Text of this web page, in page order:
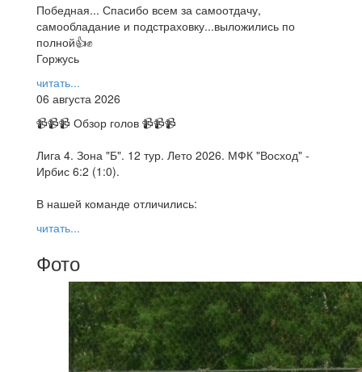
Победная... Спасибо всем за самоотдачу,
самообладание и подстраховку...выложились по
полной👍✊
Горжусь
читать...
06 августа 2026
📹📹📹 Обзор голов 📹📹📹
Лига 4. Зона "Б". 12 тур. Лето 2026. МФК "Восход" -
Ирбис 6:2 (1:0).
В нашей команде отличились:
читать...
Фото